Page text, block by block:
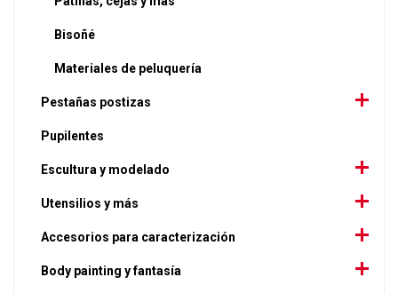
Bisoñé
Materiales de peluquería
Pestañas postizas
Pupilentes
Escultura y modelado
Utensilios y más
Accesorios para caracterización
Body painting y fantasía